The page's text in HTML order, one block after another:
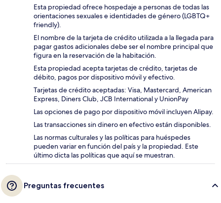
Esta propiedad ofrece hospedaje a personas de todas las
orientaciones sexuales e identidades de género (LGBTQ+
friendly).
El nombre de la tarjeta de crédito utilizada a la llegada para
pagar gastos adicionales debe ser el nombre principal que
figura en la reservación de la habitación.
Esta propiedad acepta tarjetas de crédito, tarjetas de
débito, pagos por dispositivo móvil y efectivo.
Tarjetas de crédito aceptadas: Visa, Mastercard, American
Express, Diners Club, JCB International y UnionPay
Las opciones de pago por dispositivo móvil incluyen Alipay.
Las transacciones sin dinero en efectivo están disponibles.
Las normas culturales y las políticas para huéspedes
pueden variar en función del país y la propiedad. Este
último dicta las políticas que aquí se muestran.
Preguntas frecuentes